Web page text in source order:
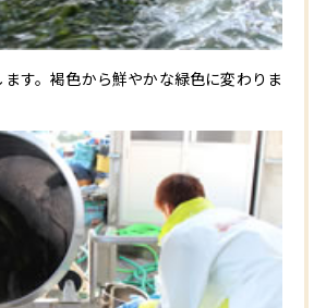
す。褐色から鮮やかな緑色に変わりま